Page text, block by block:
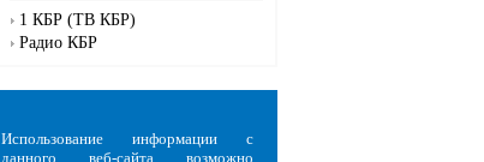
1 КБР (ТВ КБР)
Радио КБР
Использование информации с
данного веб-сайта возможно